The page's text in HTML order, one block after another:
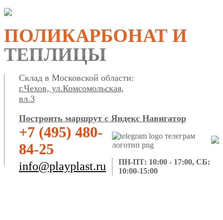
ПОЛИКАРБОНАТ И
ТЕПЛИЦЫ
Склад в Московской области:
г.Чехов, ул.Комсомольская,
вл.3
Построить маршрут с Яндекс Навигатор
+7 (495) 480-
84-25
info@playplast.ru
ПН-ПТ: 10:00 - 17:00, СБ:
10:00-15:00